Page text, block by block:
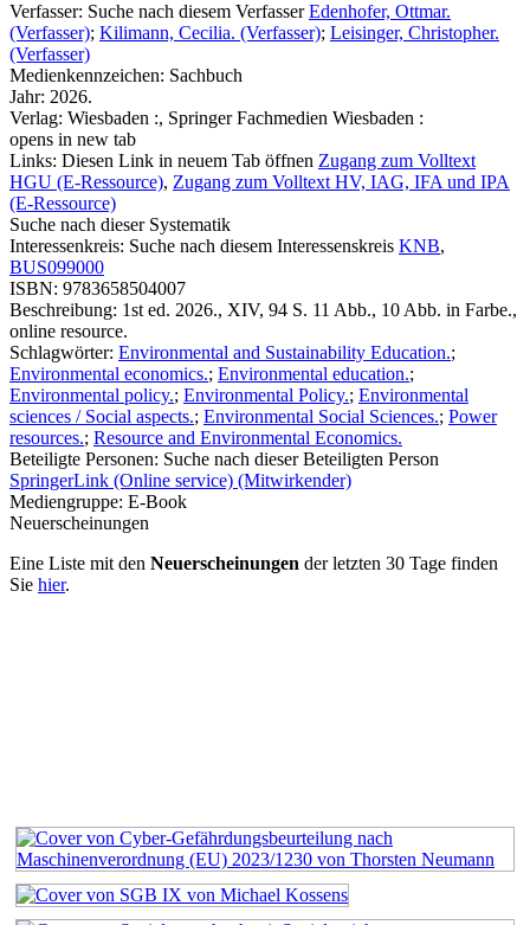
Verfasser: Suche nach diesem Verfasser Edenhofer, Ottmar.
(Verfasser); Kilimann, Cecilia. (Verfasser); Leisinger, Christopher.
(Verfasser)
Medienkennzeichen: Sachbuch
Jahr: 2026.
Verlag: Wiesbaden :, Springer Fachmedien Wiesbaden :
opens in new tab
Links: Diesen Link in neuem Tab öffnen Zugang zum Volltext
HGU (E-Ressource), Zugang zum Volltext HV, IAG, IFA und IPA
(E-Ressource)
Suche nach dieser Systematik
Interessenkreis: Suche nach diesem Interessenskreis KNB,
BUS099000
ISBN: 9783658504007
Beschreibung: 1st ed. 2026., XIV, 94 S. 11 Abb., 10 Abb. in Farbe.,
online resource.
Schlagwörter: Environmental and Sustainability Education.;
Environmental economics.; Environmental education.;
Environmental policy.; Environmental Policy.; Environmental
sciences / Social aspects.; Environmental Social Sciences.; Power
resources.; Resource and Environmental Economics.
Beteiligte Personen: Suche nach dieser Beteiligten Person
SpringerLink (Online service) (Mitwirkender)
Mediengruppe: E-Book
Neuerscheinungen
Eine Liste mit den Neuerscheinungen der letzten 30 Tage finden
Sie hier.